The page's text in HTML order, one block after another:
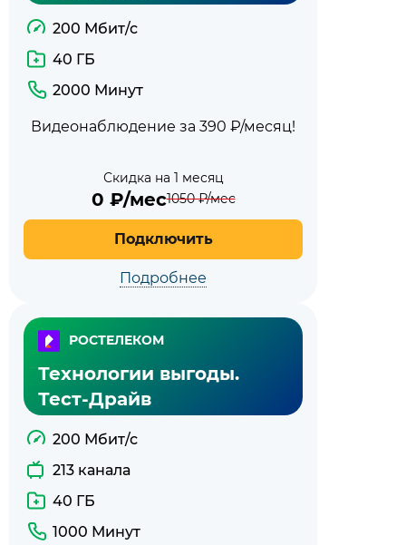
200 Мбит/с
40 ГБ
2000 Минут
Видеонаблюдение за 390 ₽/месяц!
Скидка на 1 месяц
0 ₽/мес1050₽/мес
Подключить
Подробнее
РОСТЕЛЕКОМ
Технологии выгоды.
Тест-Драйв
200 Мбит/с
213 канала
40 ГБ
1000 Минут